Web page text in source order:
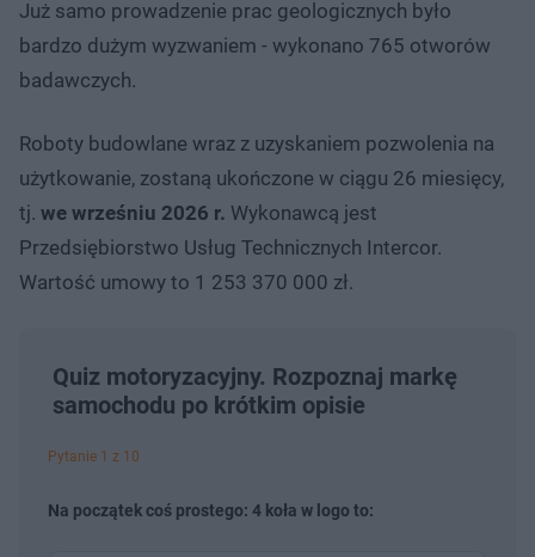
Już samo prowadzenie prac geologicznych było
bardzo dużym wyzwaniem - wykonano 765 otworów
badawczych.
Roboty budowlane wraz z uzyskaniem pozwolenia na
użytkowanie, zostaną ukończone w ciągu 26 miesięcy,
tj. we wrześniu 2026 r. Wykonawcą jest
Przedsiębiorstwo Usług Technicznych Intercor.
Wartość umowy to 1 253 370 000 zł.
Quiz motoryzacyjny. Rozpoznaj markę
samochodu po krótkim opisie
Pytanie 1 z 10
Na początek coś prostego: 4 koła w logo to: